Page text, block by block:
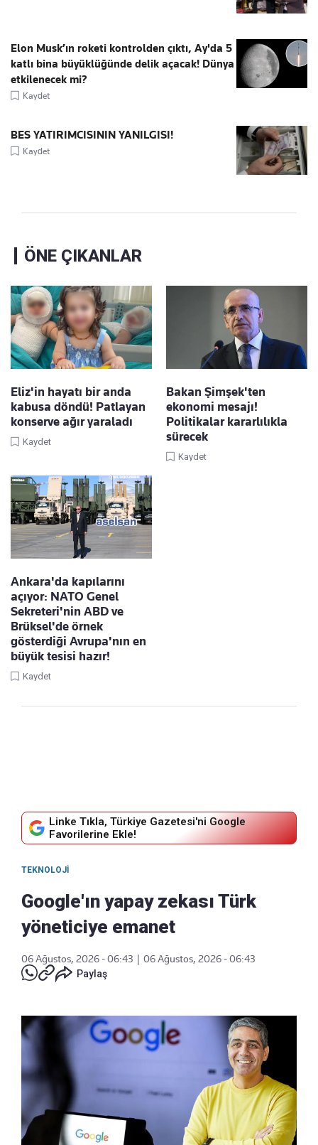
Elon Musk’ın roketi kontrolden çıktı, Ay'da 5
katlı bina büyüklüğünde delik açacak! Dünya
etkilenecek mi?
Kaydet
BES YATIRIMCISININ YANILGISI!
Kaydet
ÖNE ÇIKANLAR
Eliz'in hayatı bir anda
kabusa döndü! Patlayan
konserve ağır yaraladı
Kaydet
Bakan Şimşek'ten
ekonomi mesajı!
Politikalar kararlılıkla
sürecek
Kaydet
Ankara'da kapılarını
açıyor: NATO Genel
Sekreteri'nin ABD ve
Brüksel'de örnek
gösterdiği Avrupa'nın en
büyük tesisi hazır!
Kaydet
Linke Tıkla, Türkiye Gazetesi'ni Google
Favorilerine Ekle!
TEKNOLOJI
Google'ın yapay zekası Türk
yöneticiye emanet
06 Ağustos, 2026 - 06:43
06 Ağustos, 2026 - 06:43
Paylaş